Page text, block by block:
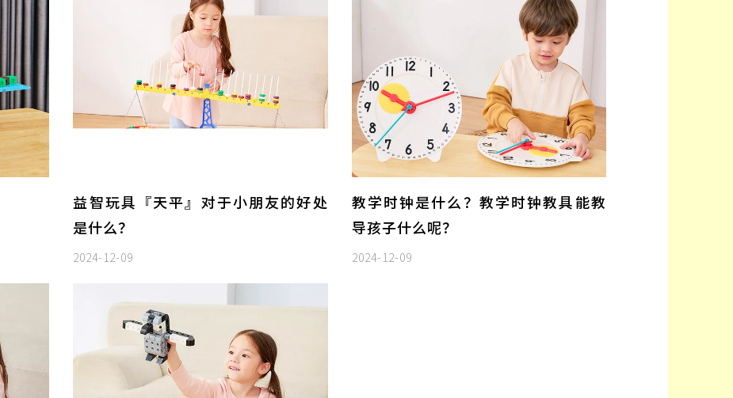
益智玩具『天平』对于小朋友的好处
是什么？
2024-12-09
教学时钟是什么？教学时钟教具能教
导孩子什么呢？
2024-12-09